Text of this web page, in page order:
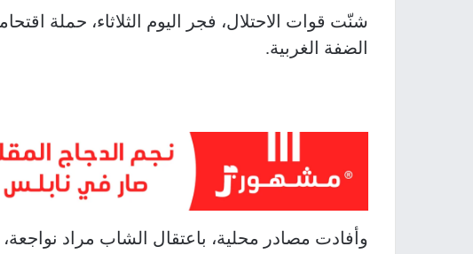
شنّت قوات الاحتلال، فجر اليوم الثلاثاء، حملة
الضفة الغربية.
وأفادت مصادر محلية، باعتقال الشاب مراد